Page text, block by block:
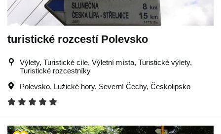
turistické rozcestí Polevsko
Výlety, Turistické cíle, Výletní místa, Turistické výlety,
Turistické rozcestníky
Polevsko, Lužické hory, Severní Čechy, Českolipsko